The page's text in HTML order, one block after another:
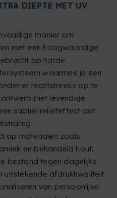
DIEPTE MET UV
manier om
met een hoogwaardige
op harde
waarmee je een
er rechtstreeks op te
met levendige
subtiel reliëfeffect dat
op materialen zoals
en behandeld hout.
bestand tegen dagelijks
uitstekende afdrukkwaliteit.
van persoonlijke